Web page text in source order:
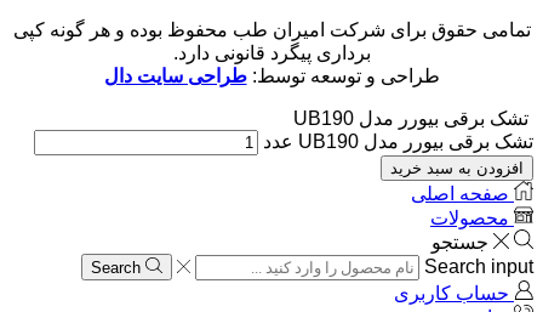
تمامی حقوق برای شرکت امیران طب محفوظ بوده و هر گونه کپی
برداری پیگرد قانونی دارد.
طراحی و توسعه توسط:طراحی سایت دال
تشک برقی بیورر مدل UB190
تشک برقی بیورر مدل UB190 عدد
افزودن به سبد خرید
صفحه اصلی
محصولات
جستجو
Search input
Search
حساب کاربری